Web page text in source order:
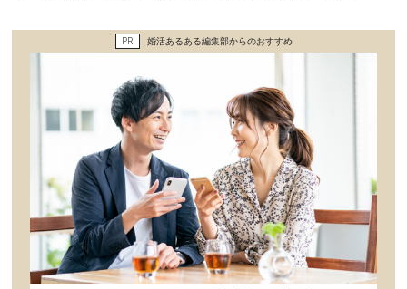
不倫・だめ男
心の処方箋
カルチャー・トレンド・芸能
驚き
PR 婚活あるある編集部からのおすすめ